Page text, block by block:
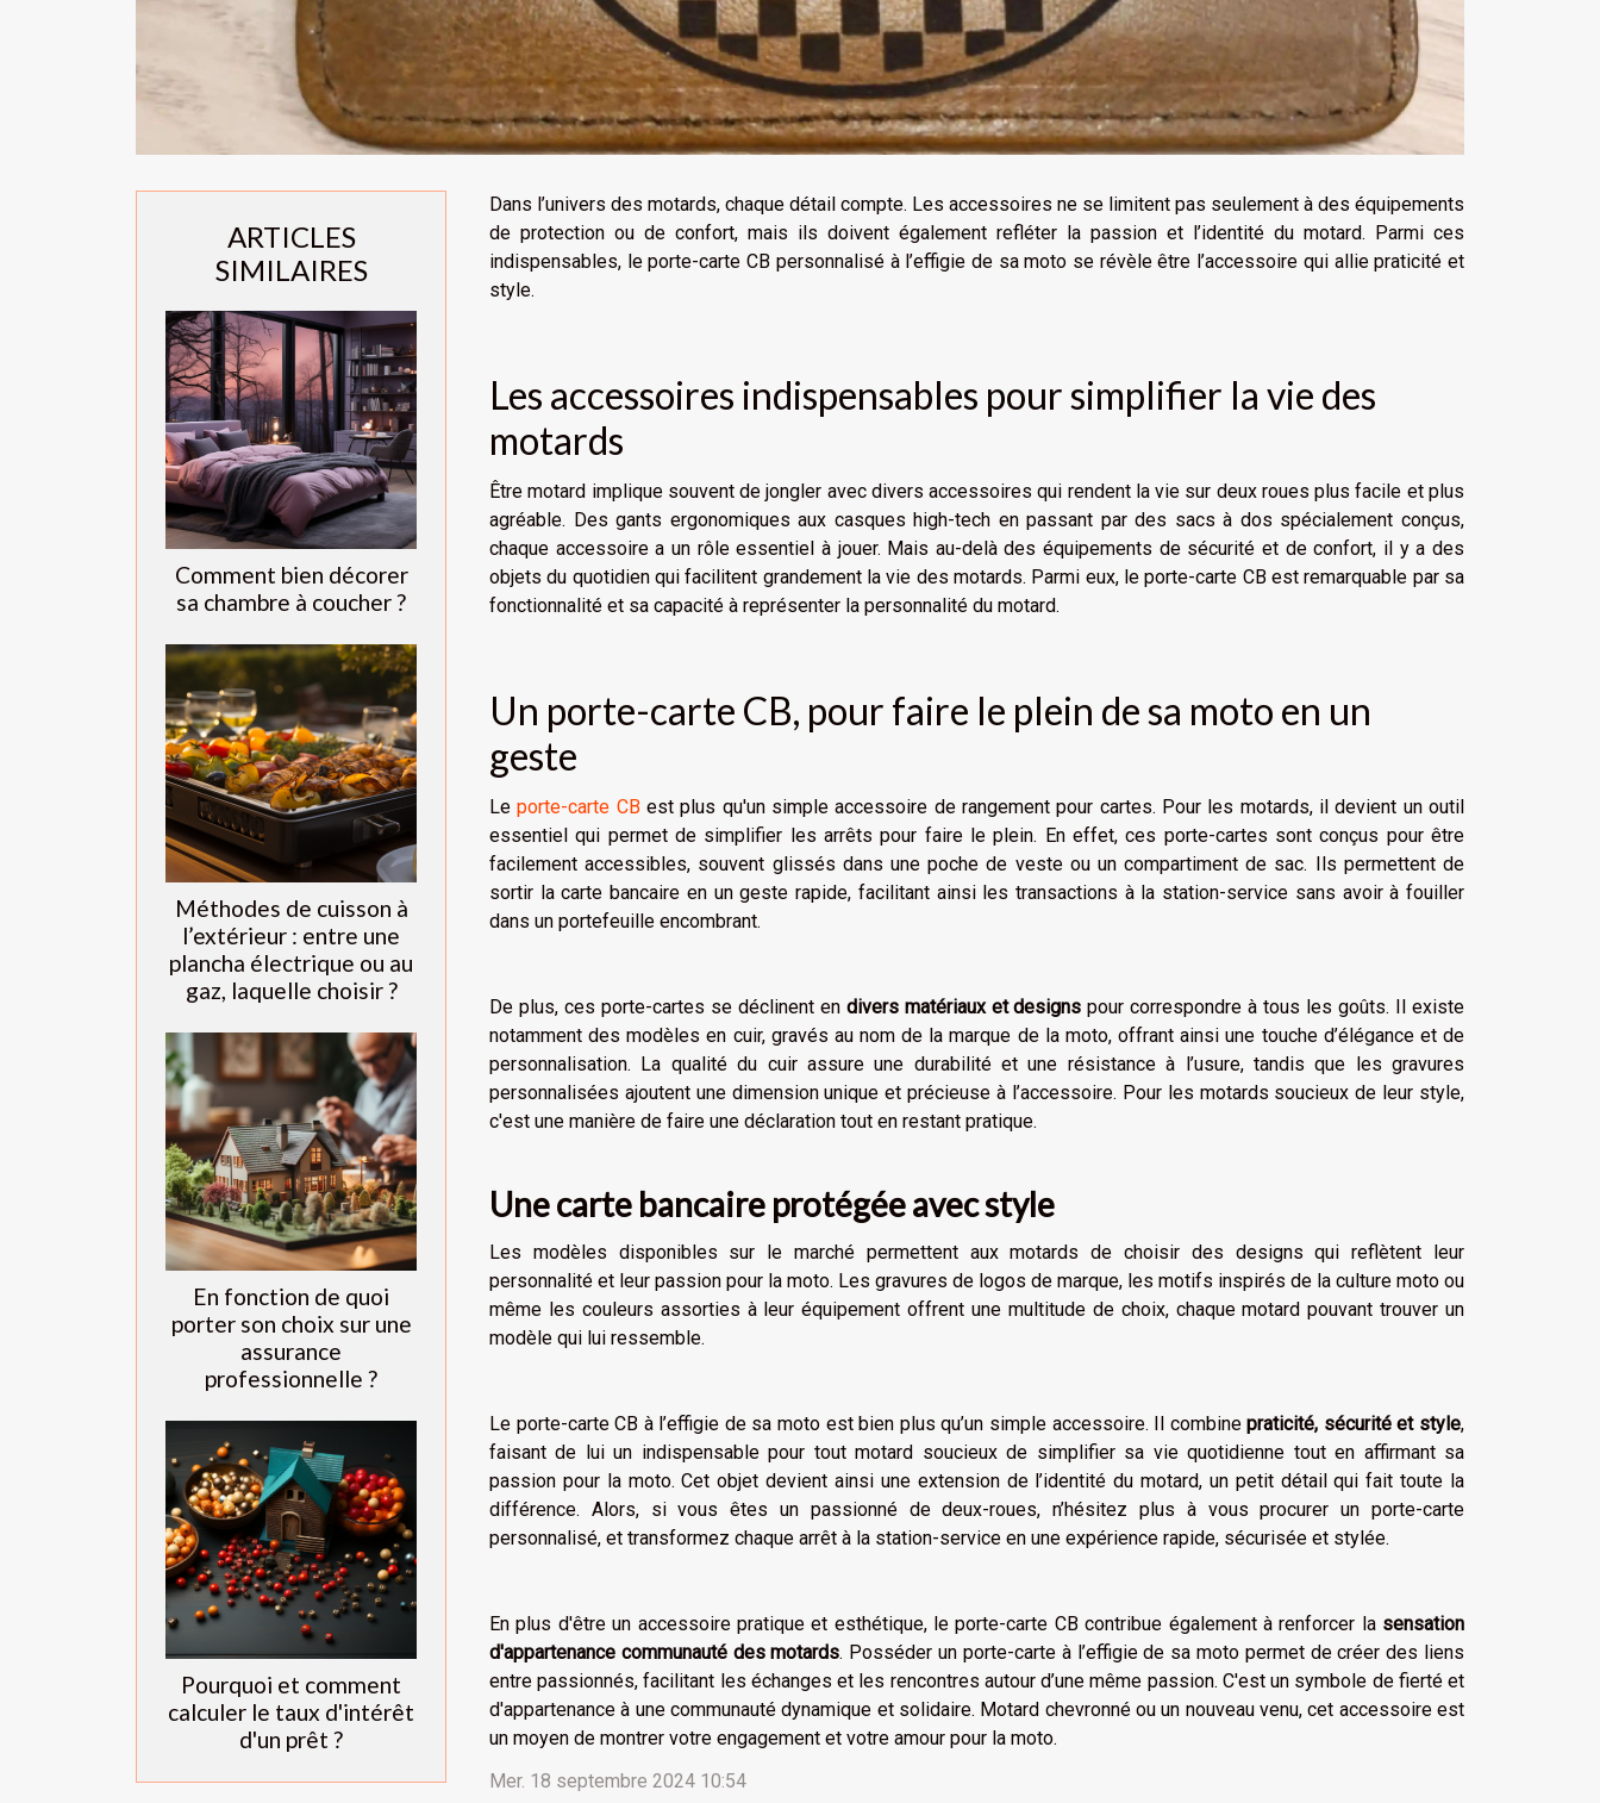
ARTICLES
SIMILAIRES
Comment bien décorer
sa chambre à coucher ?
Méthodes de cuisson à
l’extérieur : entre une
plancha électrique ou au
gaz, laquelle choisir ?
En fonction de quoi
porter son choix sur une
assurance
professionnelle ?
Pourquoi et comment
calculer le taux d'intérêt
d'un prêt ?
Dans l’univers des motards, chaque détail compte. Les accessoires ne se limitent pas seulement à des équipements
de protection ou de confort, mais ils doivent également refléter la passion et l’identité du motard. Parmi ces
indispensables, le porte-carte CB personnalisé à l’effigie de sa moto se révèle être l’accessoire qui allie praticité et
style.
Les accessoires indispensables pour simplifier la vie des
motards
Être motard implique souvent de jongler avec divers accessoires qui rendent la vie sur deux roues plus facile et plus
agréable. Des gants ergonomiques aux casques high-tech en passant par des sacs à dos spécialement conçus,
chaque accessoire a un rôle essentiel à jouer. Mais au-delà des équipements de sécurité et de confort, il y a des
objets du quotidien qui facilitent grandement la vie des motards. Parmi eux, le porte-carte CB est remarquable par sa
fonctionnalité et sa capacité à représenter la personnalité du motard.
Un porte-carte CB, pour faire le plein de sa moto en un
geste
Leporte-carte CBest plus qu'un simple accessoire de rangement pour cartes. Pour les motards, il devient un outil
essentiel qui permet de simplifier les arrêts pour faire le plein. En effet, ces porte-cartes sont conçus pour être
facilement accessibles, souvent glissés dans une poche de veste ou un compartiment de sac. Ils permettent de
sortir la carte bancaire en un geste rapide, facilitant ainsi les transactions à la station-service sans avoir à fouiller
dans un portefeuille encombrant.
De plus, ces porte-cartes se déclinent en divers matériaux et designs pour correspondre à tous les goûts. Il existe
notamment des modèles en cuir, gravés au nom de la marque de la moto, offrant ainsi une touche d’élégance et de
personnalisation. La qualité du cuir assure une durabilité et une résistance à l’usure, tandis que les gravures
personnalisées ajoutent une dimension unique et précieuse à l’accessoire. Pour les motards soucieux de leur style,
c'est une manière de faire une déclaration tout en restant pratique.
Une carte bancaire protégée avec style
Les modèles disponibles sur le marché permettent aux motards de choisir des designs qui reflètent leur
personnalité et leur passion pour la moto. Les gravures de logos de marque, les motifs inspirés de la culture moto ou
même les couleurs assorties à leur équipement offrent une multitude de choix, chaque motard pouvant trouver un
modèle qui lui ressemble.
Le porte-carte CB à l’effigie de sa moto est bien plus qu’un simple accessoire. Il combinepraticité, sécurité et style,
faisant de lui un indispensable pour tout motard soucieux de simplifier sa vie quotidienne tout en affirmant sa
passion pour la moto. Cet objet devient ainsi une extension de l’identité du motard, un petit détail qui fait toute la
différence. Alors, si vous êtes un passionné de deux-roues, n’hésitez plus à vous procurer un porte-carte
personnalisé, et transformez chaque arrêt à la station-service en une expérience rapide, sécurisée et stylée.
En plus d'être un accessoire pratique et esthétique, le porte-carte CB contribue également à renforcer la sensation
d'appartenance communauté des motards. Posséder un porte-carte à l’effigie de sa moto permet de créer des liens
entre passionnés, facilitant les échanges et les rencontres autour d’une même passion. C'est un symbole de fierté et
d'appartenance à une communauté dynamique et solidaire. Motard chevronné ou un nouveau venu, cet accessoire est
un moyen de montrer votre engagement et votre amour pour la moto.
Mer. 18 septembre 2024 10:54